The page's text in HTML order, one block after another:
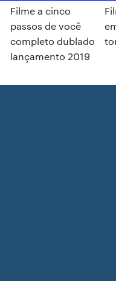
Filme a cinco
passos de você
completo dublado
lançamento 2019